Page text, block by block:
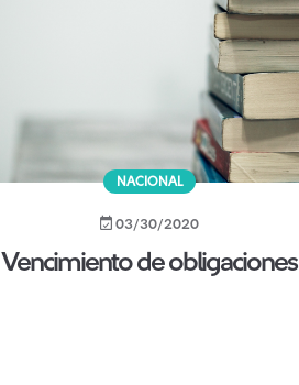
NACIONAL
03/30/2020
Vencimiento de obligaciones